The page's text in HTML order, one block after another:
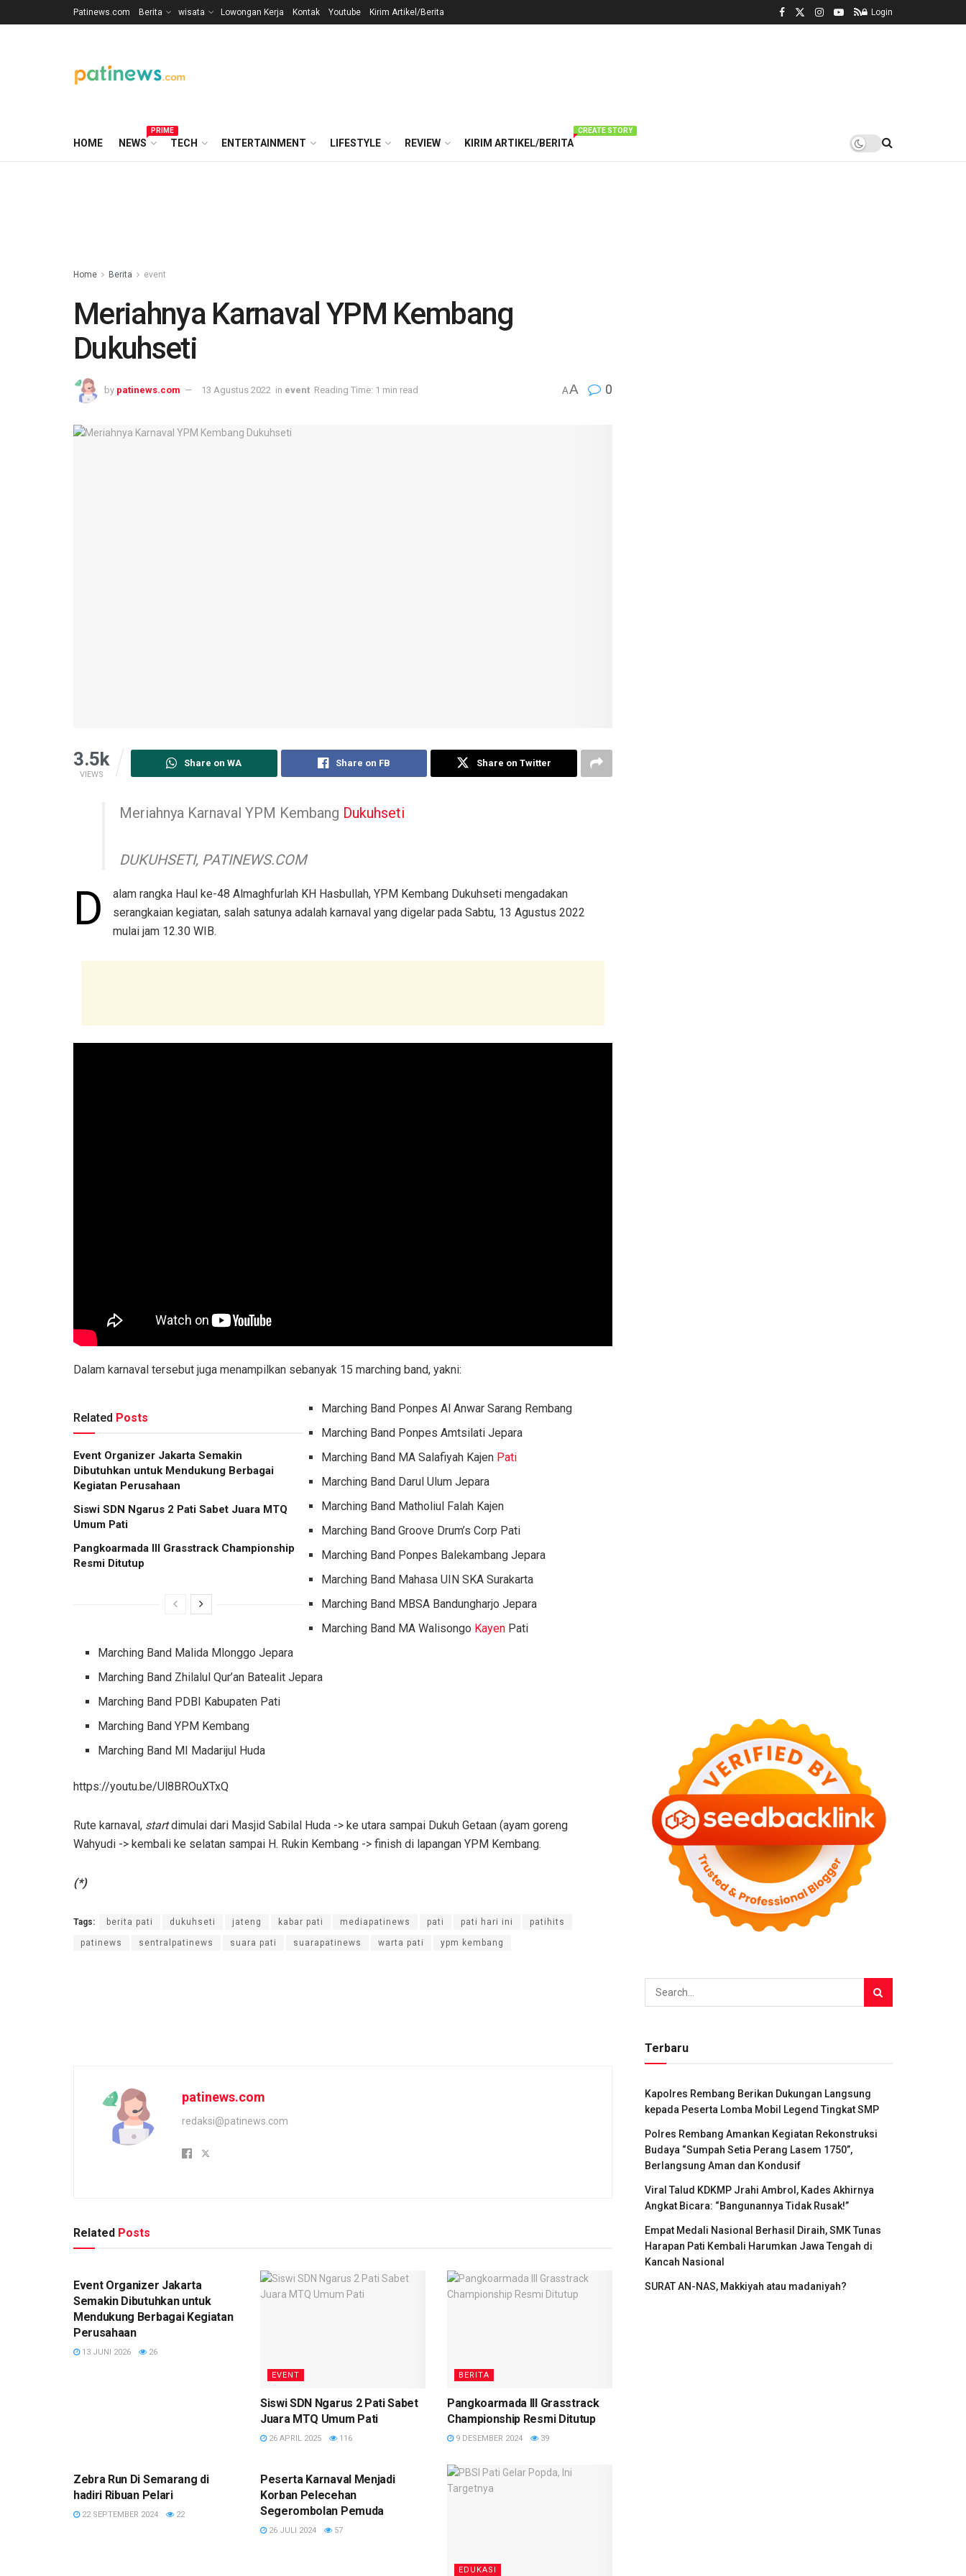
Patinews.com Berita wisata Lowongan Kerja Kontak Youtube Kirim Artikel/Berita Login
HOME NEWS
PRIME
TECH ENTERTAINMENT LIFESTYLE REVIEW KIRIM ARTIKEL/BERITA
CREATE STORY
Home Berita event
Meriahnya Karnaval YPM Kembang
Dukuhseti
by patinews.com 13 Agustus 2022 in event Reading Time: 1 min read AA 0
3.5k
VIEWS
Share on WA Share on FB Share on Twitter
Meriahnya Karnaval YPM Kembang Dukuhseti
DUKUHSETI, PATINEWS.COM
D
alam rangka Haul ke-48 Almaghfurlah KH Hasbullah, YPM Kembang Dukuhseti mengadakan
serangkaian kegiatan, salah satunya adalah karnaval yang digelar pada Sabtu, 13 Agustus 2022
mulai jam 12.30 WIB.
Dalam karnaval tersebut juga menampilkan sebanyak 15 marching band, yakni:
Related Posts
Event Organizer Jakarta Semakin
Dibutuhkan untuk Mendukung Berbagai
Kegiatan Perusahaan
Siswi SDN Ngarus 2 Pati Sabet Juara MTQ
Umum Pati
Pangkoarmada III Grasstrack Championship
Resmi Ditutup
Marching Band Ponpes Al Anwar Sarang Rembang
Marching Band Ponpes Amtsilati Jepara
Marching Band MA Salafiyah Kajen Pati
Marching Band Darul Ulum Jepara
Marching Band Matholiul Falah Kajen
Marching Band Groove Drum’s Corp Pati
Marching Band Ponpes Balekambang Jepara
Marching Band Mahasa UIN SKA Surakarta
Marching Band MBSA Bandungharjo Jepara
Marching Band MA Walisongo Kayen Pati
Marching Band Malida Mlonggo Jepara
Marching Band Zhilalul Qur’an Batealit Jepara
Marching Band PDBI Kabupaten Pati
Marching Band YPM Kembang
Marching Band MI Madarijul Huda
https://youtu.be/Ul8BROuXTxQ
Rute karnaval, startdimulai dari Masjid Sabilal Huda -> ke utara sampai Dukuh Getaan (ayam goreng
Wahyudi -> kembali ke selatan sampai H. Rukin Kembang -> finish di lapangan YPM Kembang.
(*)
Tags: berita pati dukuhseti jateng kabar pati mediapatinews pati pati hari ini patihits
patinews sentralpatinews suara pati suarapatinews warta pati ypm kembang
patinews.com
redaksi@patinews.com
Related Posts
Event Organizer Jakarta
Semakin Dibutuhkan untuk
Mendukung Berbagai Kegiatan
Perusahaan
13 JUNI 2026 26
EVENT
Siswi SDN Ngarus 2 Pati Sabet
Juara MTQ Umum Pati
26 APRIL 2025 116
BERITA
Pangkoarmada III Grasstrack
Championship Resmi Ditutup
9 DESEMBER 2024
39
Zebra Run Di Semarang di
hadiri Ribuan Pelari
22 SEPTEMBER 2024 22
Peserta Karnaval Menjadi
Korban Pelecehan
Segerombolan Pemuda
26 JULI 2024 57
EDUKASI
Terbaru
Kapolres Rembang Berikan Dukungan Langsung
kepada Peserta Lomba Mobil Legend Tingkat SMP
Polres Rembang Amankan Kegiatan Rekonstruksi
Budaya “Sumpah Setia Perang Lasem 1750”,
Berlangsung Aman dan Kondusif
Viral Talud KDKMP Jrahi Ambrol, Kades Akhirnya
Angkat Bicara: “Bangunannya Tidak Rusak!”
Empat Medali Nasional Berhasil Diraih, SMK Tunas
Harapan Pati Kembali Harumkan Jawa Tengah di
Kancah Nasional
SURAT AN-NAS, Makkiyah atau madaniyah?